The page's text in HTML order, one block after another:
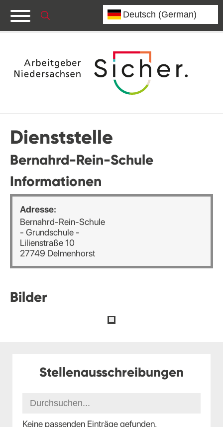
Dienststelle
Bernahrd-Rein-Schule
Informationen
Adresse:
Bernahrd-Rein-Schule
- Grundschule -
Lilienstraße 10
27749 Delmenhorst
Bilder
Stellenausschreibungen
Keine passenden Einträge gefunden.